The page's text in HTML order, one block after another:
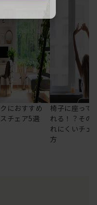
におすすめ
チェア5選
椅子に座って
れる！？その
れにくいチェ
方